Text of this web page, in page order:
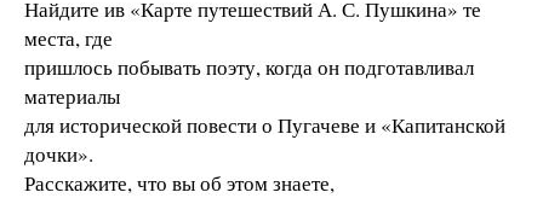
Найдите ив «Карте путешествий А. С. Пушкина» те
места, где
пришлось побывать поэту, когда он подготавливал
материалы
для исторической повести о Пугачеве и «Капитанской
дочки».
Расскажите, что вы об этом знаете,